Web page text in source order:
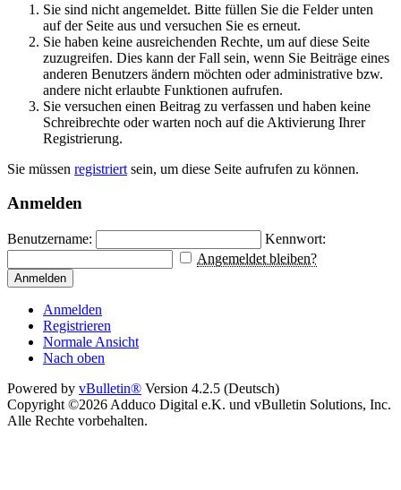
Sie sind nicht angemeldet. Bitte füllen Sie die Felder unten
auf der Seite aus und versuchen Sie es erneut.
Sie haben keine ausreichenden Rechte, um auf diese Seite
zuzugreifen. Dies kann der Fall sein, wenn Sie Beiträge eines
anderen Benutzers ändern möchten oder administrative bzw.
andere nicht erlaubte Funktionen aufrufen.
Sie versuchen einen Beitrag zu verfassen und haben keine
Schreibrechte oder warten noch auf die Aktivierung Ihrer
Registrierung.
Sie müssen registriert sein, um diese Seite aufrufen zu können.
Anmelden
Benutzername:
Kennwort:
Angemeldet bleiben?
Anmelden
Anmelden
Registrieren
Normale Ansicht
Nach oben
Powered by vBulletin® Version 4.2.5 (Deutsch)
Copyright ©2026 Adduco Digital e.K. und vBulletin Solutions, Inc.
Alle Rechte vorbehalten.